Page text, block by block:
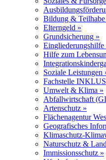
Bildung & Teilhabe
Elterngeld »
Grundsicherung »
Eingliederungshilfe
Hilfe zum
Soziale Leistungen
Fachstelle
Umwelt & Klima »
Abfallwirtschaft
Artenschutz »
Flächenagentur
Geografisches
Klimaschutz-
Naturschutz &
Immissionsschutz »